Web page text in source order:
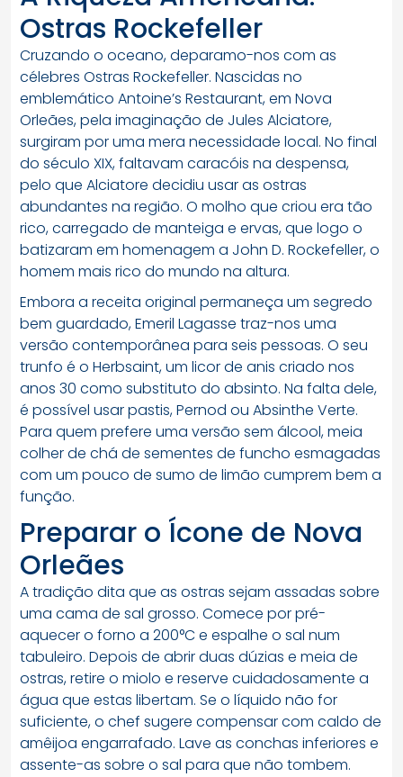
Ostras Rockefeller
Cruzando o oceano, deparamo-nos com as
célebres Ostras Rockefeller. Nascidas no
emblemático Antoine’s Restaurant, em Nova
Orleães, pela imaginação de Jules Alciatore,
surgiram por uma mera necessidade local. No final
do século XIX, faltavam caracóis na despensa,
pelo que Alciatore decidiu usar as ostras
abundantes na região. O molho que criou era tão
rico, carregado de manteiga e ervas, que logo o
batizaram em homenagem a John D. Rockefeller, o
homem mais rico do mundo na altura.
Embora a receita original permaneça um segredo
bem guardado, Emeril Lagasse traz-nos uma
versão contemporânea para seis pessoas. O seu
trunfo é o Herbsaint, um licor de anis criado nos
anos 30 como substituto do absinto. Na falta dele,
é possível usar pastis, Pernod ou Absinthe Verte.
Para quem prefere uma versão sem álcool, meia
colher de chá de sementes de funcho esmagadas
com um pouco de sumo de limão cumprem bem a
função.
Preparar o Ícone de Nova
Orleães
A tradição dita que as ostras sejam assadas sobre
uma cama de sal grosso. Comece por pré-
aquecer o forno a 200°C e espalhe o sal num
tabuleiro. Depois de abrir duas dúzias e meia de
ostras, retire o miolo e reserve cuidadosamente a
água que estas libertam. Se o líquido não for
suficiente, o chef sugere compensar com caldo de
amêijoa engarrafado. Lave as conchas inferiores e
assente-as sobre o sal para que não tombem.